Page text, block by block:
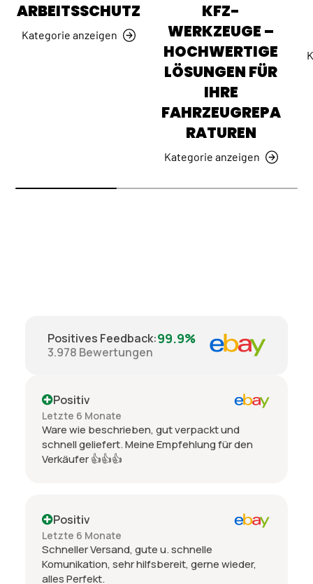
ARBEITSSCHUTZ
Kategorie anzeigen
KFZ-
WERKZEUGE –
HOCHWERTIGE
LÖSUNGEN FÜR
IHRE
FAHRZEUGREPA
RATUREN
Kategorie anzeigen
Positives Feedback:99.9%
3.978 Bewertungen
Positiv
Letzte 6 Monate
Ware wie beschrieben, gut verpackt und
schnell geliefert. Meine Empfehlung für den
Verkäufer 👍👍👍
Positiv
Letzte 6 Monate
Schneller Versand, gute u. schnelle
Komunikation, sehr hilfsbereit, gerne wieder,
alles Perfekt.